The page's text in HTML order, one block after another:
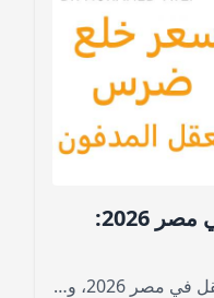
سعر خلع ضرس العقل في مصر 2026:
تعرف على سعر خلع ضرس العقل في مصر 2026، وتكلفة الخلع العادي والجراحي والمدفون، والعوامل التي تحدد السعر ومدة التعافي.